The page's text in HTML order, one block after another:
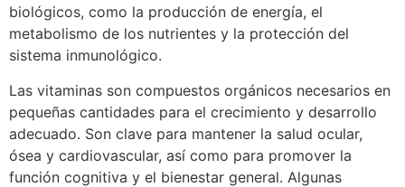
biológicos, como la producción de energía, el
metabolismo de los nutrientes y la protección del
sistema inmunológico.
Las vitaminas son compuestos orgánicos necesarios en
pequeñas cantidades para el crecimiento y desarrollo
adecuado. Son clave para mantener la salud ocular,
ósea y cardiovascular, así como para promover la
función cognitiva y el bienestar general. Algunas